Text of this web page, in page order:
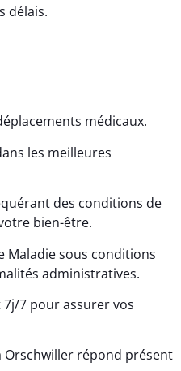
délais.
médicaux.
les meilleures
des conditions de
bien-être.
Maladie sous conditions
administratives.
7 pour assurer vos
Orschwiller répond présent